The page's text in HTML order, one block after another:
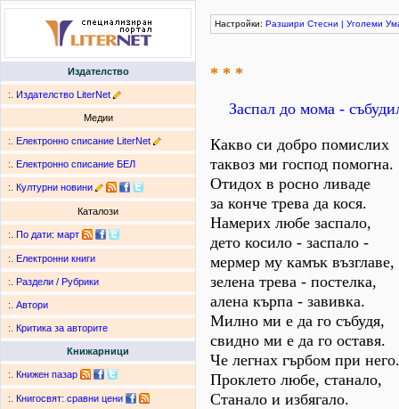
Издателство
:. Издателство LiterNet
Медии
:. Електронно списание LiterNet
:. Електронно списание БЕЛ
:. Културни новини
Каталози
:. По дати: март
:. Електронни книги
:. Раздели / Рубрики
:. Автори
:. Критика за авторите
Книжарници
:. Книжен пазар
:. Книгосвят: сравни цени
Настройки: Разшири Стесни | Уголеми
* * *
Заспал до мома -
Какво си добро помислих
таквоз ми господ помогна.
Отидох в росно ливаде
за конче трева да кося.
Намерих любе заспало,
дето косило - заспало -
мермер му камък възглаве,
зелена трева - постелка,
алена кърпа - завивка.
Милно ми е да го събудя,
свидно ми е да го оставя.
Че легнах гърбом при него.
Проклето любе, станало,
Станало и избягало.